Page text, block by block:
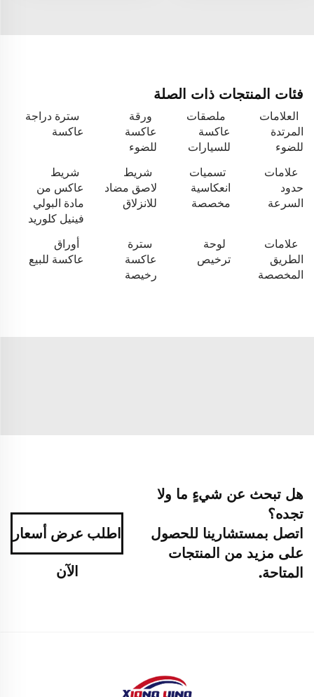
فئات المنتجات ذات الصلة
العلامات
المرتدة
للضوء
ملصقات
عاكسة
للسيارات
ورقة
عاكسة
للضوء
سترة دراجة
عاكسة
علامات
حدود
السرعة
تسميات
انعكاسية
مخصصة
شريط
لاصق مضاد
للانزلاق
شريط
عاكس من
مادة البولي
فينيل كلوريد
علامات
الطريق
المخصصة
لوحة
ترخيص
سترة
عاكسة
رخيصة
أوراق
عاكسة للبيع
هل تبحث عن شيءٍ ما ولا
تجده؟
اتصل بمستشارينا للحصول
على مزيد من المنتجات
المتاحة.
اطلب عرض أسعار
الآن